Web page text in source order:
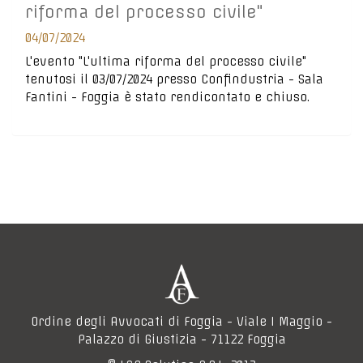
riforma del processo civile"
04/07/2024
L'evento "L'ultima riforma del processo civile"
tenutosi il 03/07/2024 presso Confindustria - Sala
Fantini - Foggia è stato rendicontato e chiuso.
Ordine degli Avvocati di Foggia - Viale I Maggio -
Palazzo di Giustizia - 71122 Foggia